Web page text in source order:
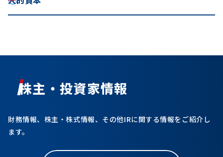
株主・投資家情報
財務情報、株主・株式情報、その他IRに関する情報をご紹介し
ます。